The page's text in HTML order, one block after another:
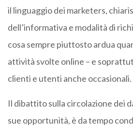
il linguaggio dei marketers,
dell’informativa e modalità di
cosa sempre piuttosto ardua
attività svolte online – e
clienti e utenti anche occasionali.
Il dibattito sulla circolazione dei
sue opportunità, è da tempo